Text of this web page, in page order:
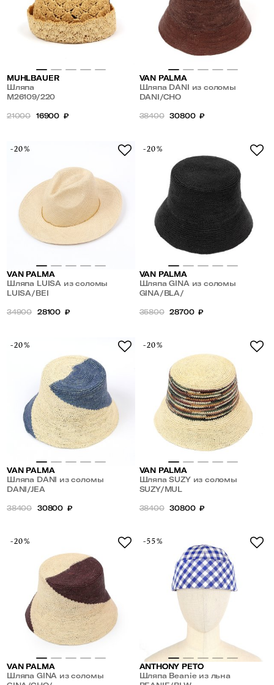
MUHLBAUER
Шляпа
M26109/220
21000 16900 ₽
VAN PALMA
Шляпа DANI из соломы
DANI/CHO
38400 30800 ₽
-20%
VAN PALMA
Шляпа LUISA из соломы
LUISA/BEI
34900 28100 ₽
-20%
VAN PALMA
Шляпа GINA из соломы
GINA/BLA/
35800 28700 ₽
-20%
VAN PALMA
Шляпа DANI из соломы
DANI/JEA
38400 30800 ₽
-20%
VAN PALMA
Шляпа SUZY из соломы
SUZY/MUL
38400 30800 ₽
-20%
VAN PALMA
Шляпа GINA из соломы
-55%
ANTHONY PETO
Шляпа Beanie из льна